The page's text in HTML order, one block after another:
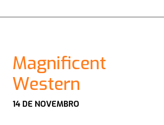
Magnificent
Western
14 DE NOVEMBRO